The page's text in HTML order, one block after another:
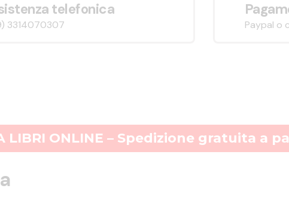
telefonica
3314070307 Paypal o
LIBRI ONLINE – Spedizione gratuita a